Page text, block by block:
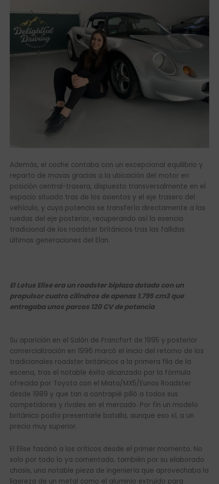
Además, el coche contaba con un excepcional equilibrio y
reparto de masas gracias a la ubicación del motor en
posición central-trasera, dispuesto transversalmente en el
espacio situado tras de los asientos y el eje trasero del
vehículo, y cuya potencia se transfería directamente a las
ruedas del eje posterior, recuperando así la esencia
tradicional de los roadster británicos tras las fallidas
últimas generaciones del Elan.
El Lotus Elise era un roadster biplaza dotado con un
propulsor cuatro cilindros de apenas 1.795 cm3 que
entregaba unos parcos 120 CV de potencia
Su aparición en el Salón de Francfort de 1995 y posterior
comercialización en 1996 marcó el inicio del retorno de los
tradicionales roadster británicos a la primera fila de la
escena, tras el notable éxito alcanzado por la fórmula
ofrecida por Toyota con el Miata/MX5/Eunos Roadster
desde 1989 y que tan a contrapié pilló a todos sus
competidores y rivales en el mercado. Por fin un modelo
británico podía presentarle batalla, aunque eso sí, a un
precio muy superior.
El Elise fascinó a los críticos desde el primer momento. No
solo por todo lo ya comentado, también por su elaborado
chasis, una notable pieza de ingeniería que aprovechaba la
ligereza de un metal como el aluminio extruido para